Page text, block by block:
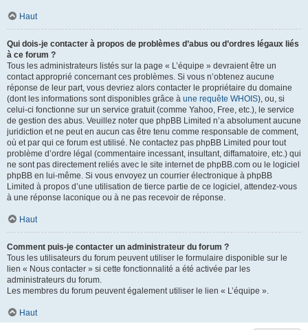
Haut
Qui dois-je contacter à propos de problèmes d’abus ou d’ordres légaux liés
à ce forum ?
Tous les administrateurs listés sur la page « L’équipe » devraient être un
contact approprié concernant ces problèmes. Si vous n’obtenez aucune
réponse de leur part, vous devriez alors contacter le propriétaire du domaine
(dont les informations sont disponibles grâce à une requête WHOIS), ou, si
celui-ci fonctionne sur un service gratuit (comme Yahoo, Free, etc.), le service
de gestion des abus. Veuillez noter que phpBB Limited n’a absolument aucune
juridiction et ne peut en aucun cas être tenu comme responsable de comment,
où et par qui ce forum est utilisé. Ne contactez pas phpBB Limited pour tout
problème d’ordre légal (commentaire incessant, insultant, diffamatoire, etc.) qui
ne sont pas directement reliés avec le site internet de phpBB.com ou le logiciel
phpBB en lui-même. Si vous envoyez un courrier électronique à phpBB
Limited à propos d’une utilisation de tierce partie de ce logiciel, attendez-vous
à une réponse laconique ou à ne pas recevoir de réponse.
Haut
Comment puis-je contacter un administrateur du forum ?
Tous les utilisateurs du forum peuvent utiliser le formulaire disponible sur le
lien « Nous contacter » si cette fonctionnalité a été activée par les
administrateurs du forum.
Les membres du forum peuvent également utiliser le lien « L’équipe ».
Haut